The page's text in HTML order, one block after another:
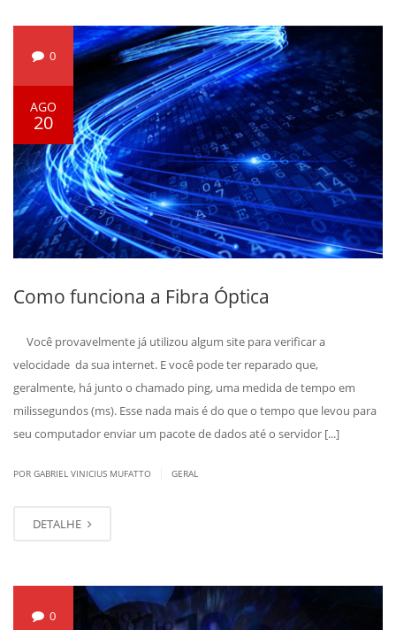
0
AGO
20
Como funciona a Fibra Óptica
Você provavelmente já utilizou algum site para verificar a
velocidade da sua internet. E você pode ter reparado que,
geralmente, há junto o chamado ping, uma medida de tempo em
milissegundos (ms). Esse nada mais é do que o tempo que levou para
seu computador enviar um pacote de dados até o servidor [...]
POR GABRIEL VINICIUS MUFATTO GERAL
DETALHE
0